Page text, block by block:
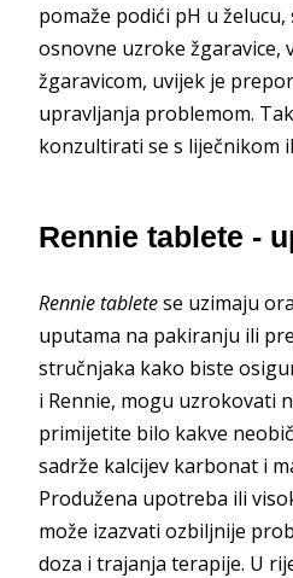
pomaže podići pH u
osnovne uzroke žgaravice,
žgaravicom, uvijek je
upravljanja problemom.
konzultirati se s liječnikom
Rennie tablete -
Rennie tabletese uzimaju
uputama na pakiranju ili
stručnjaka kako biste
i Rennie, mogu uzrokovati
primijetite bilo kakve
sadrže kalcijev karbonat i
Produžena upotreba ili
može izazvati ozbiljnije
doza i trajanja terapije. U